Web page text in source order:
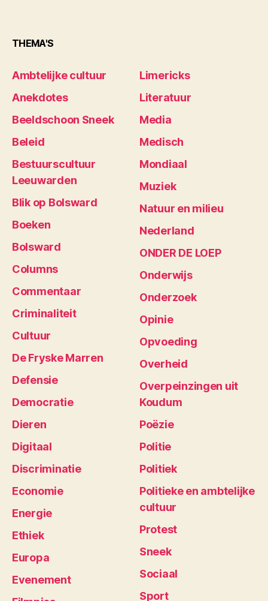
THEMA'S
Ambtelijke cultuur
Anekdotes
Beeldschoon Sneek
Beleid
Bestuurscultuur
Leeuwarden
Blik op Bolsward
Boeken
Bolsward
Columns
Commentaar
Criminaliteit
Cultuur
De Fryske Marren
Defensie
Democratie
Dieren
Digitaal
Discriminatie
Economie
Energie
Ethiek
Europa
Evenement
Limericks
Literatuur
Media
Medisch
Mondiaal
Muziek
Natuur en milieu
Nederland
ONDER DE LOEP
Onderwijs
Onderzoek
Opinie
Opvoeding
Overheid
Overpeinzingen uit
Koudum
Poëzie
Politie
Politiek
Politieke en ambtelijke
cultuur
Protest
Sneek
Sociaal
Sport